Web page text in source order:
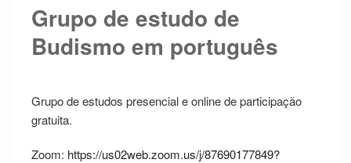
Grupo de estudo de
Budismo em português
Grupo de estudos presencial e online de participação
gratuita.
Zoom: https://us02web.zoom.us/j/87690177849?